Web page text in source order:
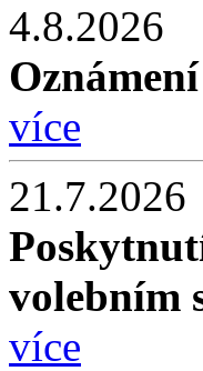
4.8.2026
více
21.7.2026
volebním
více